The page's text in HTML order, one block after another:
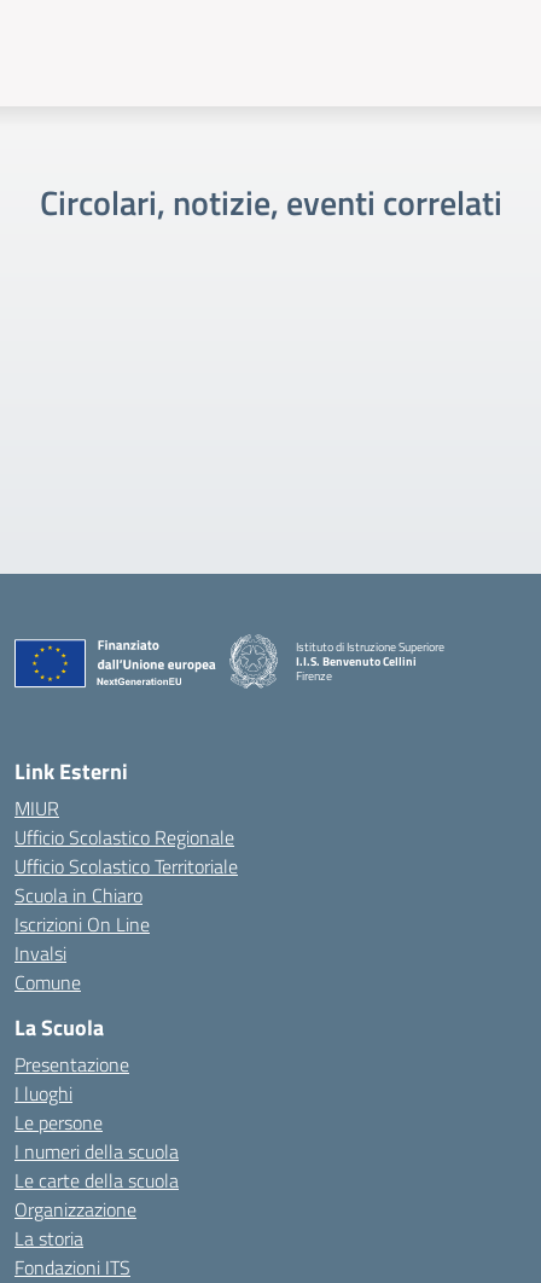
Circolari, notizie, eventi correlati
Istituto di Istruzione Superiore
I.I.S. Benvenuto Cellini
Firenze
Link Esterni
MIUR
Ufficio Scolastico Regionale
Ufficio Scolastico Territoriale
Scuola in Chiaro
Iscrizioni On Line
Invalsi
Comune
La Scuola
Presentazione
I luoghi
Le persone
I numeri della scuola
Le carte della scuola
Organizzazione
La storia
Fondazioni ITS